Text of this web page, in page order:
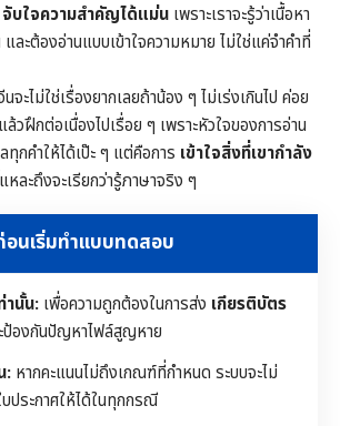
จับใจความสำคัญได้แม่น เพราะเราจะรู้ว่าเนื้อหา
ละต้องอ่านแบบเข้าใจความหมาย ไม่ใช่แค่จำคำที่
จะไม่ใช่เรื่องยากเลยถ้าน้อง ๆ ไม่เร่งเกินไป ค่อย
วฝึกต่อเนื่องไปเรื่อย ๆ เพราะหัวใจของการอ่าน
กคำให้ได้เป๊ะ ๆ แต่คือการ เข้าใจสิ่งที่เขากำลัง
ละถึงจะเรียกว่ารู้ภาษาจริง ๆ
อนเริ่มทำแบบทดสอบ
านั้น: เพื่อความถูกต้องในการส่ง เกียรติบัตร
องกันปัญหาไฟล์สูญหาย
: หากคะแนนไม่ถึงเกณฑ์ที่กำหนด ระบบจะไม่
ประกาศให้ได้ในทุกกรณี